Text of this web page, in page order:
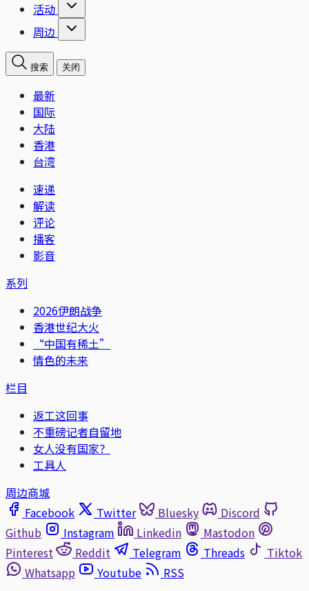
活动
周边
搜索 关闭
最新
国际
大陆
香港
台湾
速递
解读
评论
播客
影音
系列
2026伊朗战争
香港世纪大火
“中国有稀土”
情色的未来
栏目
返工这回事
不重磅记者自留地
女人没有国家？
工具人
周边商城
Facebook
Twitter Bluesky
Discord
Github
Instagram Linkedin
Mastodon
Pinterest
Reddit Telegram Threads
Tiktok
Whatsapp
Youtube
RSS